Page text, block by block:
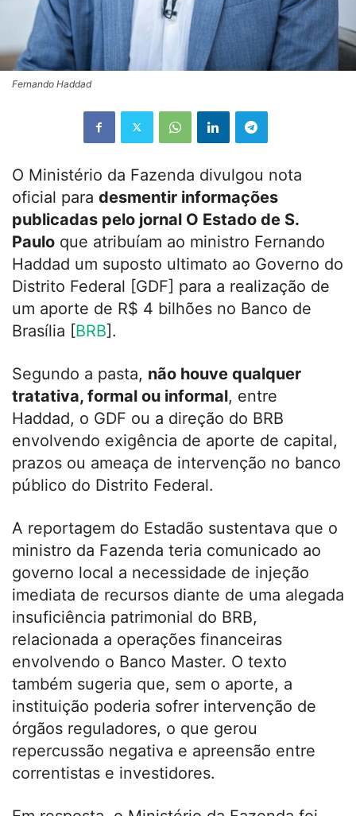
Fernando Haddad
O Ministério da Fazenda divulgou nota
oficial para desmentir informações
publicadas pelo jornal O Estado de S.
Paulo que atribuíam ao ministro Fernando
Haddad um suposto ultimato ao Governo do
Distrito Federal [GDF] para a realização de
um aporte de R$ 4 bilhões no Banco de
Brasília [BRB].
Segundo a pasta, não houve qualquer
tratativa, formal ou informal, entre
Haddad, o GDF ou a direção do BRB
envolvendo exigência de aporte de capital,
prazos ou ameaça de intervenção no banco
público do Distrito Federal.
A reportagem do Estadão sustentava que o
ministro da Fazenda teria comunicado ao
governo local a necessidade de injeção
imediata de recursos diante de uma alegada
insuficiência patrimonial do BRB,
relacionada a operações financeiras
envolvendo o Banco Master. O texto
também sugeria que, sem o aporte, a
instituição poderia sofrer intervenção de
órgãos reguladores, o que gerou
repercussão negativa e apreensão entre
correntistas e investidores.